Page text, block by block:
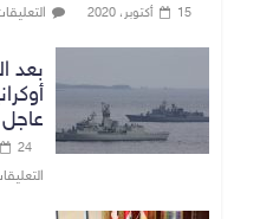
15 أكتوبر، 2020
بعد
عاجل
24 فبراير، 2022